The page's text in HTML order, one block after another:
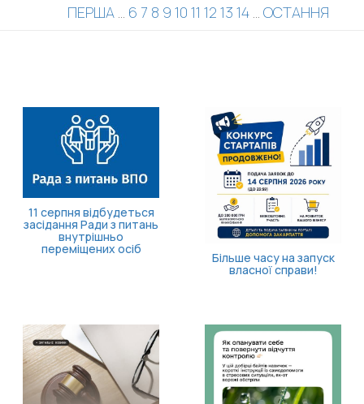
ПЕРША ... 6 7 8 9 10 11 12 13 14 ... ОСТАННЯ
11 серпня відбудеться
засідання Ради з питань
внутрішньо
переміщених осіб
Більше часу на запуск
власної справи!